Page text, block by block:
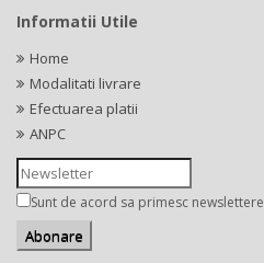
Informatii Utile
Home
Modalitati livrare
Efectuarea platii
ANPC
Sunt de acord sa primesc newslettere